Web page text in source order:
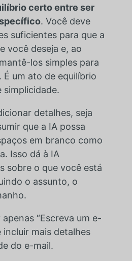
certo entre ser
. Você deve
suficientes para que a
você deseja e, ao
los simples para
um ato de equilíbrio
simplicidade.
detalhes, seja
que a IA possa
em branco como
Isso dá à IA
sobre o que você está
o assunto, o
“Escreva um e-
incluir mais detalhes
do e-mail.